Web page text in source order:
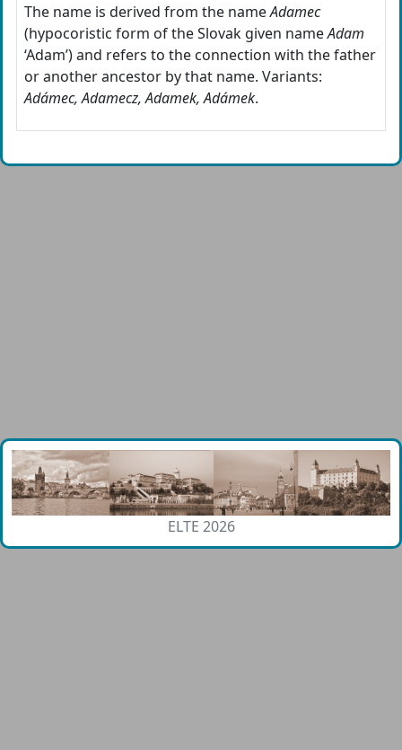
The name is derived from the nameAdamec
(hypocoristic form of the Slovak given nameAdam
‘Adam’) and refers to the connection with the father
or another ancestor by that name. Variants:
Adámec, Adamecz, Adamek, Adámek.
ELTE 2026